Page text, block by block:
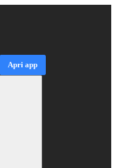
Apri app